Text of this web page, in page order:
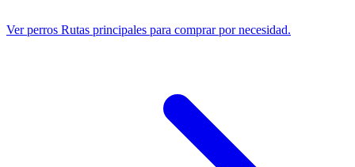
Ver perros Rutas principales para comprar por necesidad.